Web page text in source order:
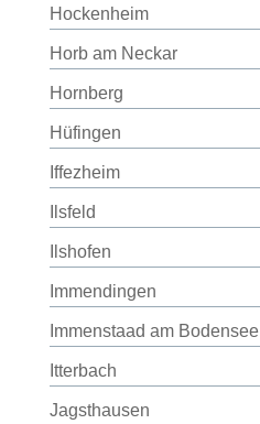
Hockenheim
Horb am Neckar
Hornberg
Hüfingen
Iffezheim
Ilsfeld
Ilshofen
Immendingen
Immenstaad am Bodensee
Itterbach
Jagsthausen